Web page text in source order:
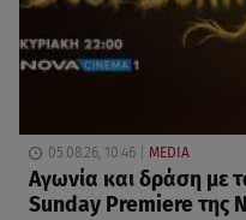
05.08.26, 10:46 MEDIA
Αγωνία και δράση με
Sunday Premiere της